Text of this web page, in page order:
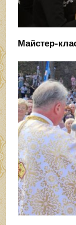
Майстер-